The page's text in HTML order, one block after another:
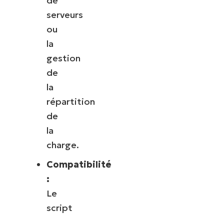
serveurs
ou
la
gestion
de
la
répartition
de
la
charge.
Compatibilité
:
Le
script